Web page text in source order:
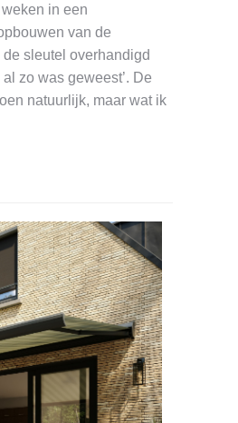
in een
van de
sleutel overhandigd
zo was geweest’. De
natuurlijk, maar wat ik